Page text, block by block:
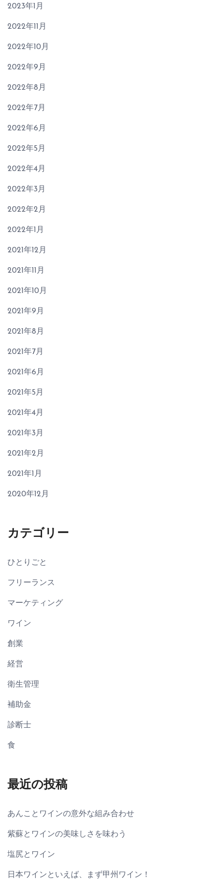
2023年1月
2022年11月
2022年10月
2022年9月
2022年8月
2022年7月
2022年6月
2022年5月
2022年4月
2022年3月
2022年2月
2022年1月
2021年12月
2021年11月
2021年10月
2021年9月
2021年8月
2021年7月
2021年6月
2021年5月
2021年4月
2021年3月
2021年2月
2021年1月
2020年12月
カテゴリー
ひとりごと
フリーランス
マーケティング
ワイン
創業
経営
衛生管理
補助金
診断士
食
最近の投稿
あんことワインの意外な組み合わせ
紫蘇とワインの美味しさを味わう
塩尻とワイン
日本ワインといえば、まず甲州ワイン！